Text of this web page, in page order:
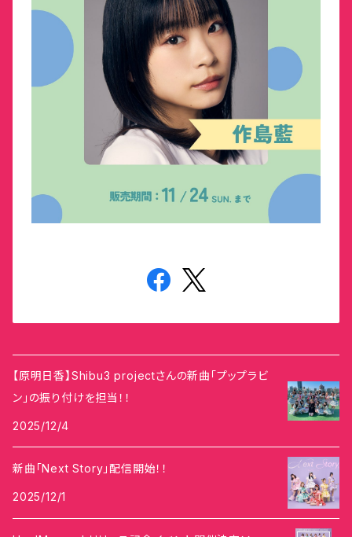
【原明日香】Shibu3 projectさんの新曲「プップラビ
ン」の振り付けを担当！！
2025/12/4
新曲「Next Story」配信開始！！
2025/12/1